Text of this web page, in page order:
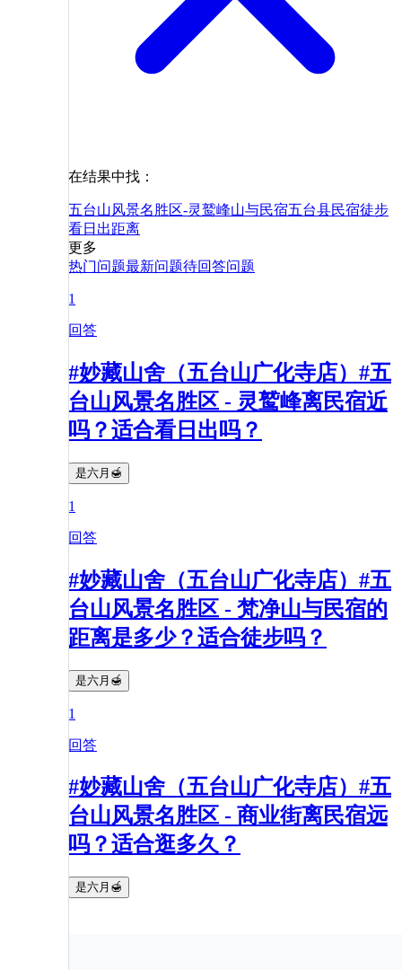
在结果中找：
五台山风景名胜区-灵鹫峰山与民宿五台县民宿徒步
看日出距离
更多
热门问题最新问题待回答问题
1
回答
#妙藏山舍（五台山广化寺店）#五
台山风景名胜区 - 灵鹫峰离民宿近
吗？适合看日出吗？
是六月🍯
1
回答
#妙藏山舍（五台山广化寺店）#五
台山风景名胜区 - 梵净山与民宿的
距离是多少？适合徒步吗？
是六月🍯
1
回答
#妙藏山舍（五台山广化寺店）#五
台山风景名胜区 - 商业街离民宿远
吗？适合逛多久？
是六月🍯